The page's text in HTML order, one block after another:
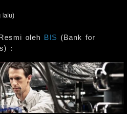
lalu)
oleh BIS (Bank for
: